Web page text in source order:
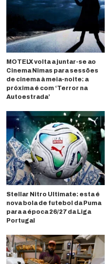
MOTELX volta a juntar-se ao
Cinema Nimas para sessões
de cinema à meia-noite: a
próxima é com ‘Terror na
Autoestrada’
Stellar Nitro Ultimate: esta é
nova bola de futebol da Puma
para a época 26/27 da Liga
Portugal